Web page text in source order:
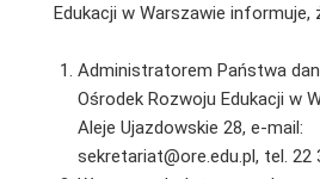
Edukacji w Warszawie informuje,
Administratorem Państwa
Ośrodek Rozwoju Edukacji w
Aleje Ujazdowskie 28, e-mail:
sekretariat@ore.edu.pl, tel. 22